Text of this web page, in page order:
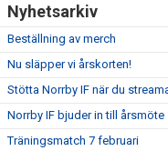
Nyhetsarkiv
Beställning av merch
Nu släpper vi årskorten!
Stötta Norrby IF när du
Norrby IF bjuder in till årsmöte
Träningsmatch 7 februari